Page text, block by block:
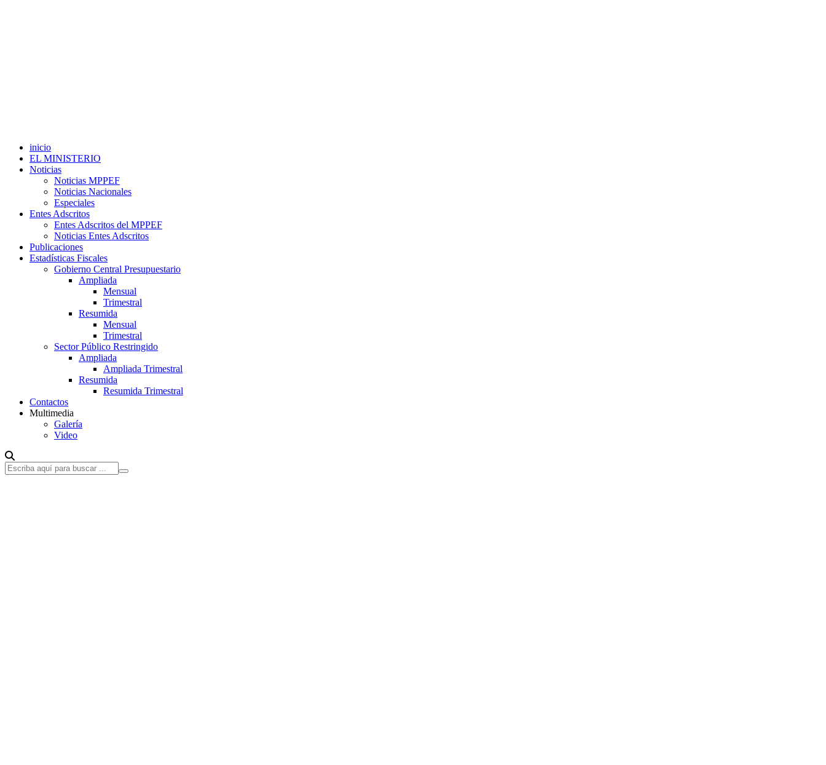
inicio
EL MINISTERIO
Noticias
Noticias MPPEF
Noticias Nacionales
Especiales
Entes Adscritos
Entes Adscritos del MPPEF
Noticias Entes Adscritos
Publicaciones
Estadísticas Fiscales
Gobierno Central Presupuestario
Ampliada
Mensual
Trimestral
Resumida
Mensual
Trimestral
Sector Público Restringido
Ampliada
Ampliada Trimestral
Resumida
Resumida Trimestral
Contactos
Multimedia
Galería
Video